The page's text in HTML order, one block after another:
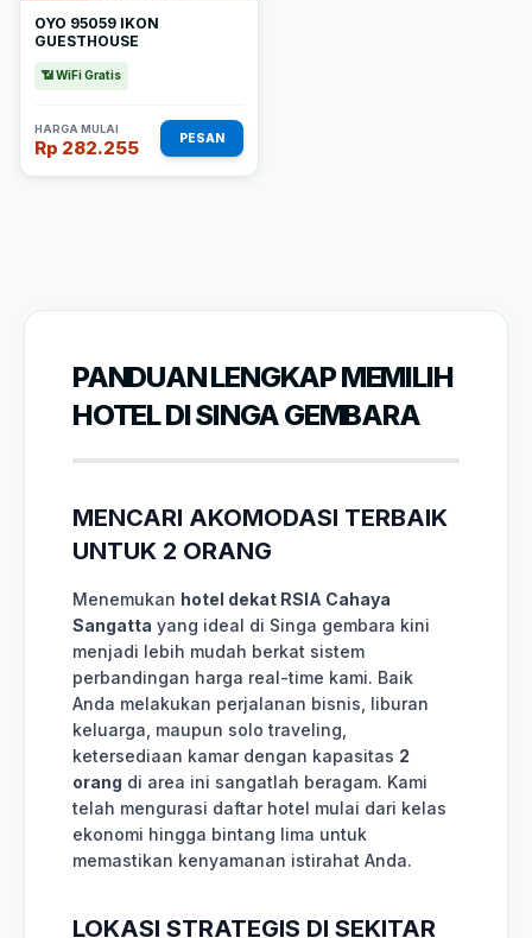
OYO 95059 IKON
GUESTHOUSE
📶 WiFi Gratis
HARGA MULAI
Rp 282.255 PESAN
PANDUAN LENGKAP MEMILIH
HOTEL DI SINGA GEMBARA
MENCARI AKOMODASI TERBAIK
UNTUK 2 ORANG
Menemukan hotel dekat RSIA Cahaya
Sangatta yang ideal di Singa gembara kini
menjadi lebih mudah berkat sistem
perbandingan harga real-time kami. Baik
Anda melakukan perjalanan bisnis, liburan
keluarga, maupun solo traveling,
ketersediaan kamar dengan kapasitas 2
orang di area ini sangatlah beragam. Kami
telah mengurasi daftar hotel mulai dari kelas
ekonomi hingga bintang lima untuk
memastikan kenyamanan istirahat Anda.
LOKASI STRATEGIS DI SEKITAR